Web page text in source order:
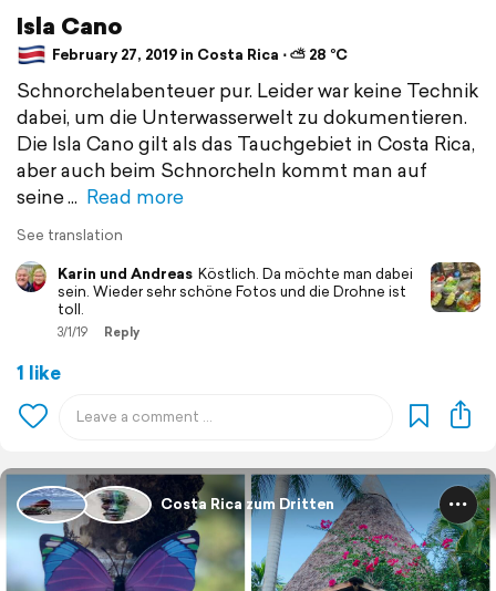
Isla Cano
February 27, 2019 in Costa Rica ⋅ ⛅ 28 °C
Schnorchelabenteuer pur. Leider war keine Technik
dabei, um die Unterwasserwelt zu dokumentieren.
Die Isla Cano gilt als das Tauchgebiet in Costa Rica,
aber auch beim Schnorcheln kommt man auf
seine
Read more
See translation
Karin und Andreas Köstlich. Da möchte man dabei
sein. Wieder sehr schöne Fotos und die Drohne ist
toll.
3/1/19 Reply
1 like
Costa Rica zum Dritten